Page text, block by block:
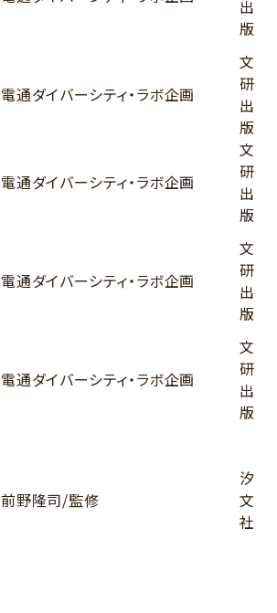
出
版
電通ダイバーシティ・ラボ企画
文
研
出
版
電通ダイバーシティ・ラボ企画
文
研
出
版
電通ダイバーシティ・ラボ企画
文
研
出
版
電通ダイバーシティ・ラボ企画
文
研
出
版
前野隆司/監修
汐
文
社